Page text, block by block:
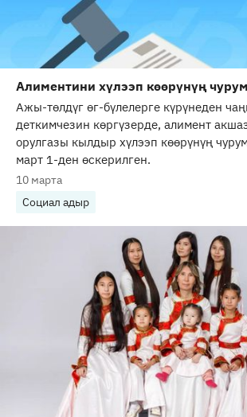
Алиментини хүлээп көөрүнүң
Ажы-төлдүг өг-бүлелерге күрүнеден
деткимчезин көргүзерде, алимент
орулгазы кылдыр хүлээп көөрүнүң
март 1-ден өскерилген.
10 марта
Социал адыр